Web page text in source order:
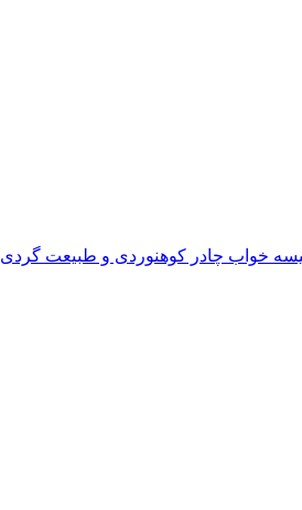
خواب چادر کوهنوردی و طبیعت گردی